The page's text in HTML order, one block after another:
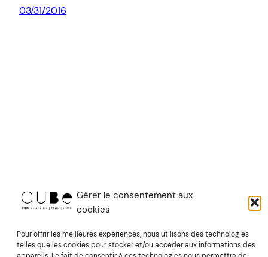
Gérer le consentement aux
cookies
Pour offrir les meilleures expériences, nous utilisons des technologies
telles que les cookies pour stocker et/ou accéder aux informations des
03/31/2016